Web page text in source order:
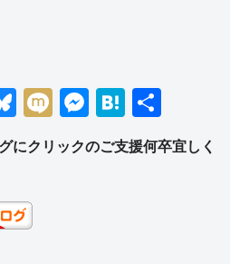
Bl
e
y
M
ixi
M
ss
H
at
e
有
にクリックのご支援何卒宜しく